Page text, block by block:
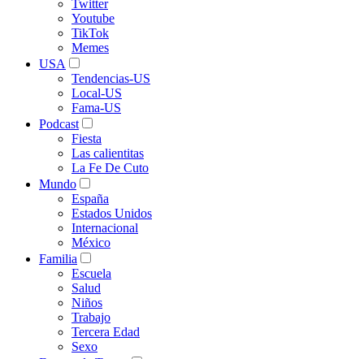
Twitter
Youtube
TikTok
Memes
USA
Tendencias-US
Local-US
Fama-US
Podcast
Fiesta
Las calientitas
La Fe De Cuto
Mundo
España
Estados Unidos
Internacional
México
Familia
Escuela
Salud
Niños
Trabajo
Tercera Edad
Sexo